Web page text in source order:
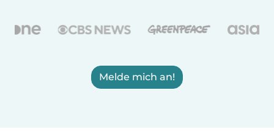
Melde mich an!